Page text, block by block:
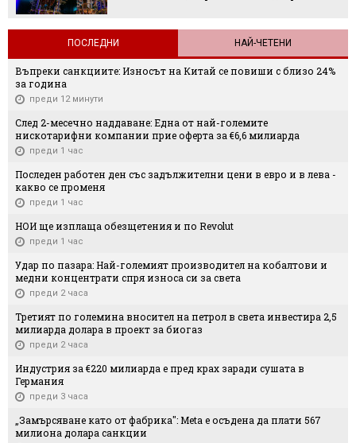
ПОСЛЕДНИ НАЙ-ЧЕТЕНИ
Въпреки санкциите: Износът на Китай се повиши с близо 24%
за година
преди 12 минути
След 2-месечно наддаване: Една от най-големите
нискотарифни компании прие оферта за €6,6 милиарда
преди 1 час
Последен работен ден със задължителни цени в евро и в лева -
какво се променя
преди 1 час
НОИ ще изплаща обезщетения и по Revolut
преди 1 час
Удар по пазара: Най-големият производител на кобалтови и
медни концентрати спря износа си за света
преди 2 часа
Третият по големина вносител на петрол в света инвестира 2,5
милиарда долара в проект за биогаз
преди 2 часа
Индустрия за €220 милиарда е пред крах заради сушата в
Германия
преди 3 часа
„Замърсяване като от фабрика": Meta е осъдена да плати 567
милиона долара санкции